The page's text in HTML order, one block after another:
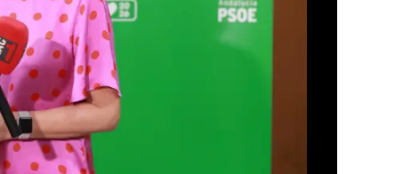
ha señalado que acude al debate 'a
mayo, Radio Televisión Española
del día 17 con "ilusión" de
cuestiones que les puedan
de que puedan ir "empoderados" a votar